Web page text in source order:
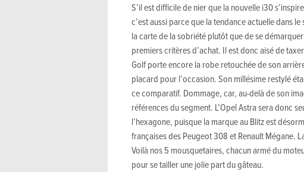
S’il est difficile de nier que la nouvelle i30
c’est aussi parce que la tendance actuelle dans
la carte de la sobriété plutôt que de se
premiers critères d’achat. Il est donc aisé de
Golf porte encore la robe retouchée de son
placard pour l’occasion. Son millésime restylé
ce comparatif. Dommage, car, au-delà de son
références du segment. L’Opel Astra sera donc
l’hexagone, puisque la marque au Blitz est
françaises des Peugeot 308 et Renault Mégane.
Voilà nos 5 mousquetaires, chacun armé du
pour se tailler une jolie part du gâteau.